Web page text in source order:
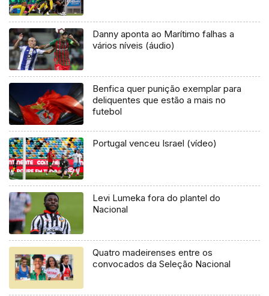
Danny aponta ao Marítimo falhas a
vários níveis (áudio)
Benfica quer punição exemplar para
deliquentes que estão a mais no
futebol
Portugal venceu Israel (vídeo)
Levi Lumeka fora do plantel do
Nacional
Quatro madeirenses entre os
convocados da Seleção Nacional